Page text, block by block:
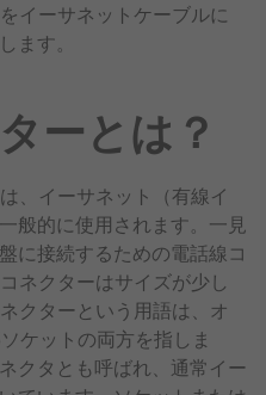
イーサネットケーブルに
ます。
ーとは？
、イーサネット（有線イ
般的に使用されます。一見
に接続するための電話線コ
ネクターはサイズが少し
クターという用語は、オ
ケットの両方を指しま
クタとも呼ばれ、通常イー